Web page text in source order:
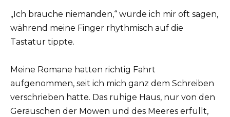
„Ich brauche niemanden,“ würde ich mir oft sagen,
während meine Finger rhythmisch auf die
Tastatur tippte.
Meine Romane hatten richtig Fahrt
aufgenommen, seit ich mich ganz dem Schreiben
verschrieben hatte. Das ruhige Haus, nur von den
Geräuschen der Möwen und des Meeres erfüllt,